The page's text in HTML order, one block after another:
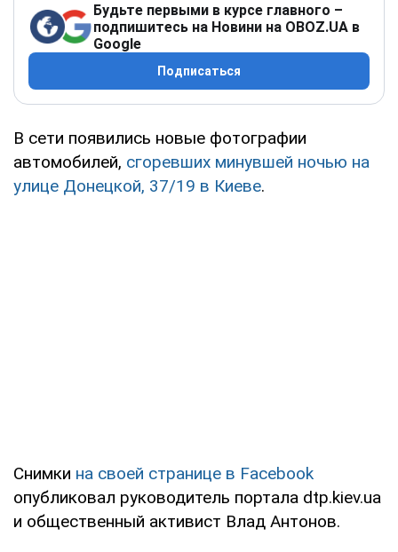
Будьте первыми в курсе главного –
подпишитесь на Новини на OBOZ.UA в
Google
Подписаться
В сети появились новые фотографии
автомобилей, сгоревших минувшей ночью на
улице Донецкой, 37/19 в Киеве.
Снимки на своей странице в Facebook
опубликовал руководитель портала dtp.kiev.ua
и общественный активист Влад Антонов.